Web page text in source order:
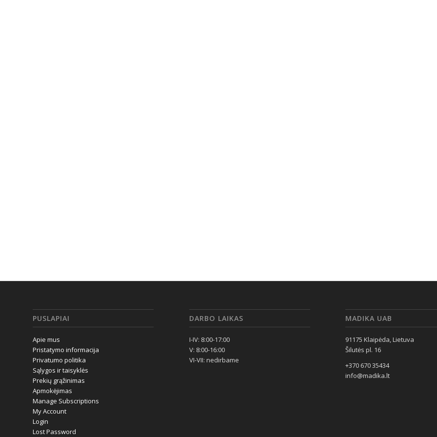
PUSLAPIAI
Apie mus
Pristatymo informacija
Privatumo politika
Sąlygos ir taisyklės
Prekių grąžinimas
Apmokėjimas
Manage Subscriptions
My Account
Login
Lost Password
DARBO LAIKAS
I-IV: 8:00-17:00
V: 8:00-16:00
VI-VII: nedirbame
MADIKA UAB
91175 Klaipėda, Lietuva
Šilutės pl. 16
+370 670 35434
info@madika.lt